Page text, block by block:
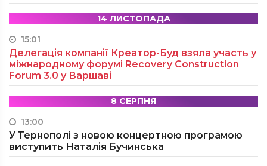
14 ЛИСТОПАДА
15:01
Делегація компанії Креатор-Буд взяла участь у
міжнародному форумі Recovery Construction
Forum 3.0 у Варшаві
8 СЕРПНЯ
13:00
У Тернополі з новою концертною програмою
виступить Наталія Бучинська